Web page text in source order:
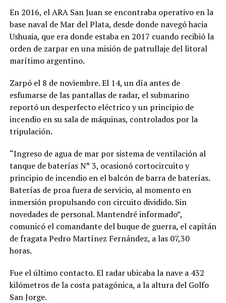
En 2016, el ARA San Juan se encontraba operativo en la
base naval de Mar del Plata, desde donde navegó hacia
Ushuaia, que era donde estaba en 2017 cuando recibió la
orden de zarpar en una misión de patrullaje del litoral
marítimo argentino.
Zarpó el 8 de noviembre. El 14, un día antes de
esfumarse de las pantallas de radar, el submarino
reportó un desperfecto eléctrico y un principio de
incendio en su sala de máquinas, controlados por la
tripulación.
“Ingreso de agua de mar por sistema de ventilación al
tanque de baterías N° 3, ocasionó cortocircuito y
principio de incendio en el balcón de barra de baterías.
Baterías de proa fuera de servicio, al momento en
inmersión propulsando con circuito dividido. Sin
novedades de personal. Mantendré informado”,
comunicó el comandante del buque de guerra, el capitán
de fragata Pedro Martínez Fernández, a las 07,30
horas.
Fue el último contacto. El radar ubicaba la nave a 432
kilómetros de la costa patagónica, a la altura del Golfo
San Jorge.